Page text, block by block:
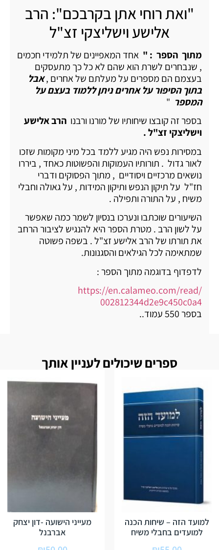
"ואת רוחי אתן בקרבכם": הרב
אלישע וישליצקי זצ"ל
מתוך הספר : " אחד המאפיינים של תלמידי חכמים
, שנבחרים לשרת הוא שהם לא כל כך מתעסקים
בעצמם הם מספרים על מעלתם של אחרים ,אבל
בתוך הסיפור על אחרים ניתן ללמוד בעצם על
המספר "
בספר זה קובצו שיחותיו של מורנו ורבנו הרב אלישע
וישליצקי זצ"ל .
במסירות נפש היה מגיע ללמד בכל מיני מקומות שזכו
לאור גדול . תורותיו העמוקות והפשוטות כאחד , ביררו
נושאים מרכזיים ויסודיים , מתוך הפסוקים ודברי
חז"ל על תיקון הנפש ותיקון המידות , על גאולה וחבלי
משיח , על התורה ותפילה .
השיעורים שוכתבו ונערכו בנסיון לשמר כמה שאפשר
על לשון הרב . מטרת הספר היא להנגיש לציבור הרחב
את תורתו של הרב אלישע זצ"ל . בשפה פשוטה
שמתאימה לכל הגילאים והסגנונות.
לדפדוף בדוגמה מתוך הספר :
https://en.calameo.com/read/
002812344d2e9c450c0a4
בספר 550 עמוד..
ספרים שיכולים לעניין אותך
למועד הזה – שיחות הכנה
למועדים בחבלי משיח
מעייני הישועה -דון יצחק
אברבנל